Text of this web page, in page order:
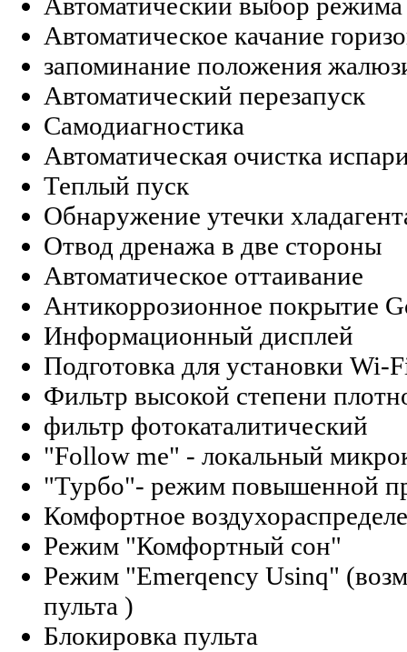
Автоматическое качание
запоминание положения
Автоматический перезапуск
Самодиагностика
Автоматическая очистка
Теплый пуск
Обнаружение утечки
Отвод дренажа в две стороны
Автоматическое оттаивание
Антикоррозионное покрытие
Информационный дисплей
Подготовка для установки Wi-
Фильтр высокой степени
фильтр фотокаталитический
"Follow me" - локальный
"Турбо"- режим повышенной
Комфортное
Режим "Комфортный сон"
Режим "Emerqency Usinq"
пульта )
Блокировка пульта